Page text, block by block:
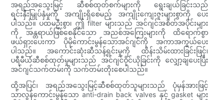
အရည်အသွေးမြင့် ဆီစစ်ထုတ်စက်များကို ရွေးချယ်ခြင်းသည်
ရင်းနှီးမြှုပ်နှံမှုကို အကျိုးရှိစေမည့် အကျိုးကျေးဇူးများစွာကို ပေး
ပါသည်။ ပထမဦးစွာ၊ ဤ filter များသည် အင်ဂျင်အစိတ်အပိုင်းများ
ကို အန္တရာယ်ဖြစ်စေနိုင်သော အညစ်အကြေးများကို ထိရောက်စွာ
ဖယ်ရှားပေးကာ ပိုမိုကောင်းမွန်သောအင်ဂျင်ကို အကာအကွယ်ပေး
ပါသည်။ အကောင်းဆုံးဆီသန့်ရှင်းမှုကို ထိန်းသိမ်းထားခြင်းဖြင့်၊
ပရီမီယံဆီစစ်ထုတ်မှုများသည် အင်ဂျင်ဝိုင်ယိုခြင်းကို လျှော့ချပေးပြီး
အင်ဂျင်သက်တမ်းကို သက်တမ်းတိုးစေပါသည်။
ထို့အပြင်၊ အရည်အသွေးမြင့်ဆီစစ်ထုတ်သူများသည် ပုံမှန်အားဖြင့်
သာလွန်ကောင်းမွန်သော anti-drain back valves နှင့် gasket များ